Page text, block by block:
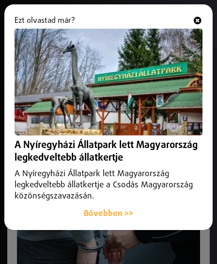
Súlyos milliók miatt csapott le a
TEK egy szabolcsi kormányhivatali
vezetőre
2026. július 04.Helyi
Közel 1 milliárd forintos pályázat elnyerése érdekében
fizetett több mint 12 millió forint kenőpénzt egy Szabolcs-
Szatmár-Bereg vármegyei vállalkozó egy kormányhivatali
osztályvezetőnek.
Ezt olvastad már?
A Nyíregyházi Állatpark lett Magyarország
legkedveltebb állatkertje
A Nyíregyházi Állatpark lett Magyarország
legkedveltebb állatkertje a Csodás Magyarország
közönségszavazásán.
Bővebben >>